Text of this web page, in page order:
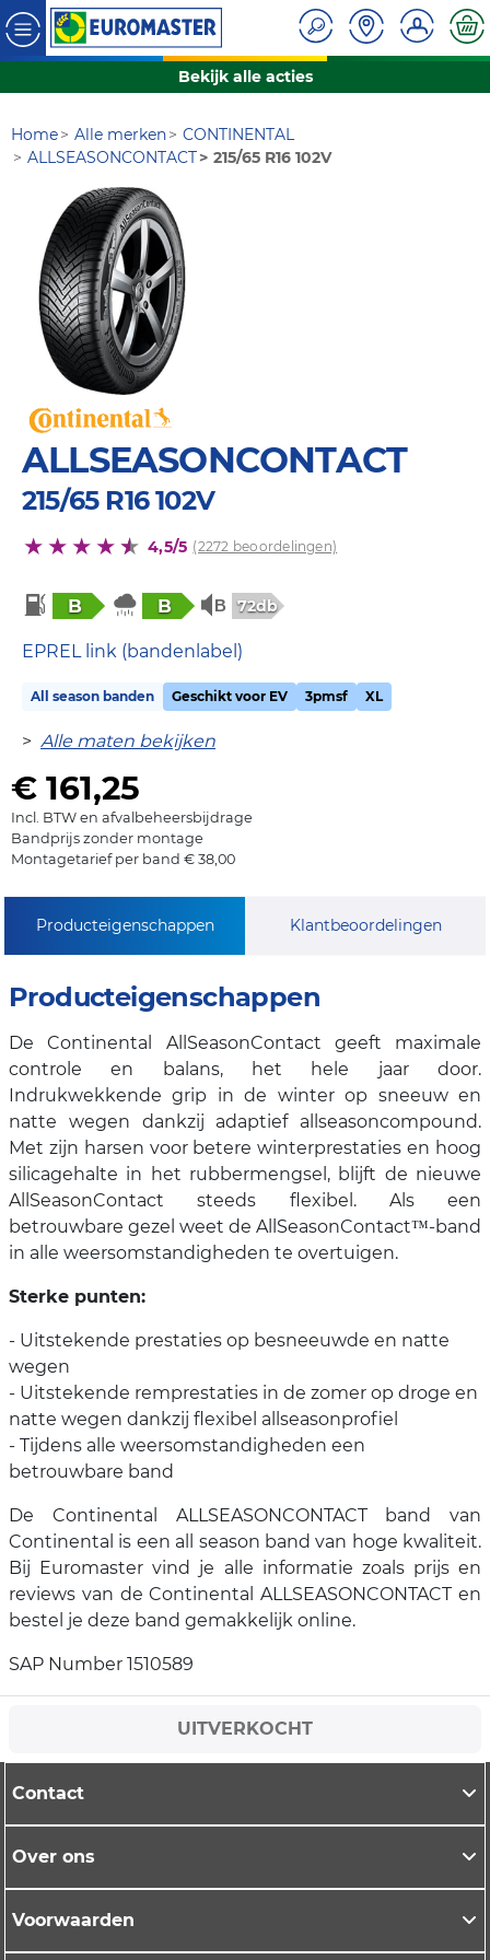
Bekijk alle acties
Home Alle merken
CONTINENTAL
ALLSEASONCONTACT
215/65 R16 102V
ALLSEASONCONTACT
215/65 R16 102V
4,5/5 (2272 beoordelingen)
B B 72db
EPREL link (bandenlabel)
All season banden Geschikt voor EV 3pmsf XL
> Alle maten bekijken
€ 161,25
Incl. BTW en afvalbeheersbijdrage
Bandprijs zonder montage
Montagetarief per band € 38,00
Producteigenschappen Klantbeoordelingen
Producteigenschappen
De Continental AllSeasonContact geeft maximale
controle en balans, het hele jaar door.
Indrukwekkende grip in de winter op sneeuw en
natte wegen dankzij adaptief allseasoncompound.
Met zijn harsen voor betere winterprestaties en hoog
silicagehalte in het rubbermengsel, blijft de nieuwe
AllSeasonContact steeds flexibel. Als een
betrouwbare gezel weet de AllSeasonContact™-band
in alle weersomstandigheden te overtuigen.
Sterke punten:
- Uitstekende prestaties op besneeuwde en natte
wegen
- Uitstekende remprestaties in de zomer op droge en
natte wegen dankzij flexibel allseasonprofiel
- Tijdens alle weersomstandigheden een
betrouwbare band
De Continental ALLSEASONCONTACT band van
Continental is een all season band van hoge kwaliteit.
Bij Euromaster vind je alle informatie zoals prijs en
reviews van de Continental ALLSEASONCONTACT en
bestel je deze band gemakkelijk online.
SAP Number 1510589
UITVERKOCHT
Contact
Over ons
Voorwaarden